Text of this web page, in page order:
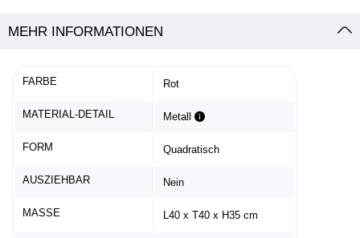
MEHR INFORMATIONEN
FARBE Rot
MATERIAL-DETAIL Metall
FORM Quadratisch
AUSZIEHBAR Nein
MASSE L40 x T40 x H35 cm